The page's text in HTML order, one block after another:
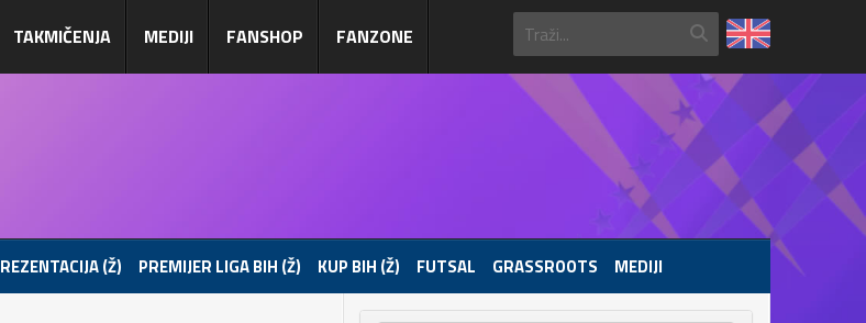
TAKMIČENJA MEDIJI FANSHOP FANZONE
(Ž) PREMIJER LIGA BIH (Ž) KUP BIH (Ž) FUTSAL GRASSROOTS MEDIJI